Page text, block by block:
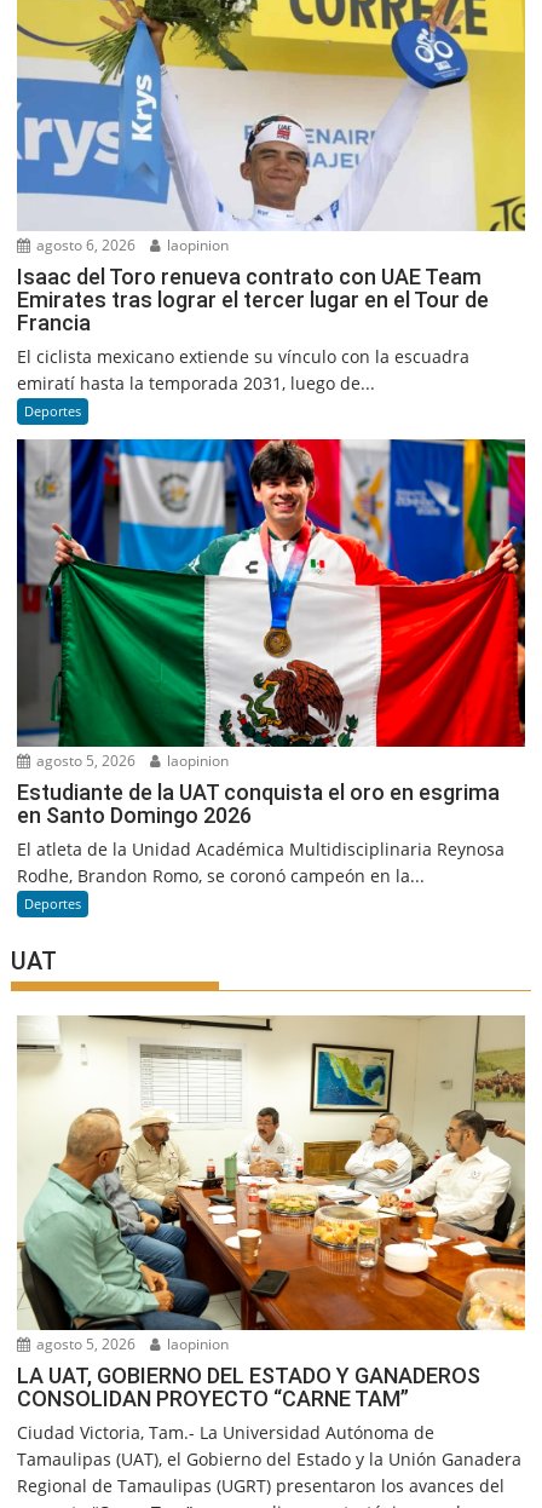
agosto 6, 2026 laopinion
Isaac del Toro renueva contrato con UAE Team
Emirates tras lograr el tercer lugar en el Tour de
Francia
El ciclista mexicano extiende su vínculo con la escuadra
emiratí hasta la temporada 2031, luego de...
Deportes
agosto 5, 2026 laopinion
Estudiante de la UAT conquista el oro en esgrima
en Santo Domingo 2026
El atleta de la Unidad Académica Multidisciplinaria Reynosa
Rodhe, Brandon Romo, se coronó campeón en la...
Deportes
UAT
agosto 5, 2026 laopinion
LA UAT, GOBIERNO DEL ESTADO Y GANADEROS
CONSOLIDAN PROYECTO “CARNE TAM”
Ciudad Victoria, Tam.- La Universidad Autónoma de
Tamaulipas (UAT), el Gobierno del Estado y la Unión Ganadera
Regional de Tamaulipas (UGRT) presentaron los avances del